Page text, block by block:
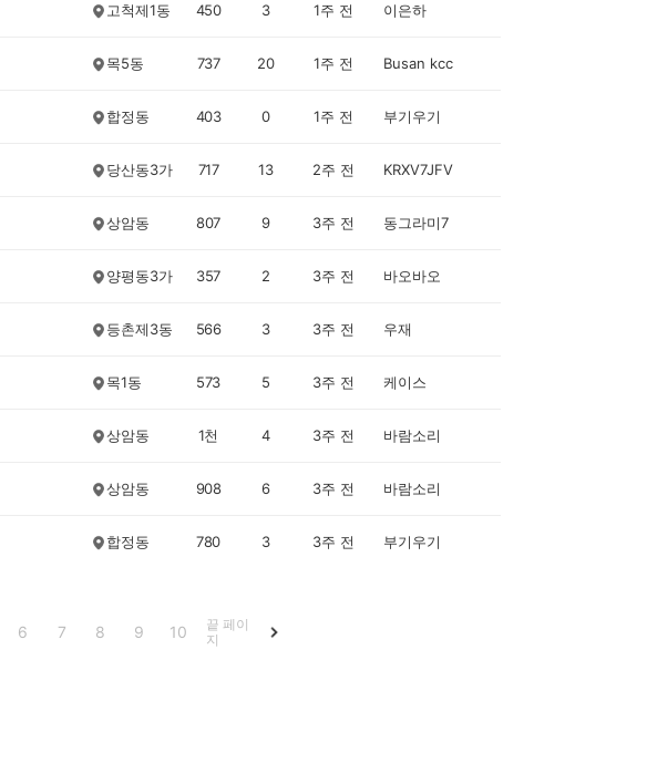
고척제1동 450 3 1주 전 이은하
목5동 737 20 1주 전 Busan kcc
합정동 403 0 1주 전 부기우기
당산동3가 717 13 2주 전 KRXV7JFV
상암동 807 9 3주 전 동그라미7
양평동3가 357 2 3주 전 바오바오
등촌제3동 566 3 3주 전 우재
목1동 573 5 3주 전 케이스
상암동 1천 4 3주 전 바람소리
상암동 908 6 3주 전 바람소리
합정동 780 3 3주 전 부기우기
6 7 8 9 10
끝 페이
지